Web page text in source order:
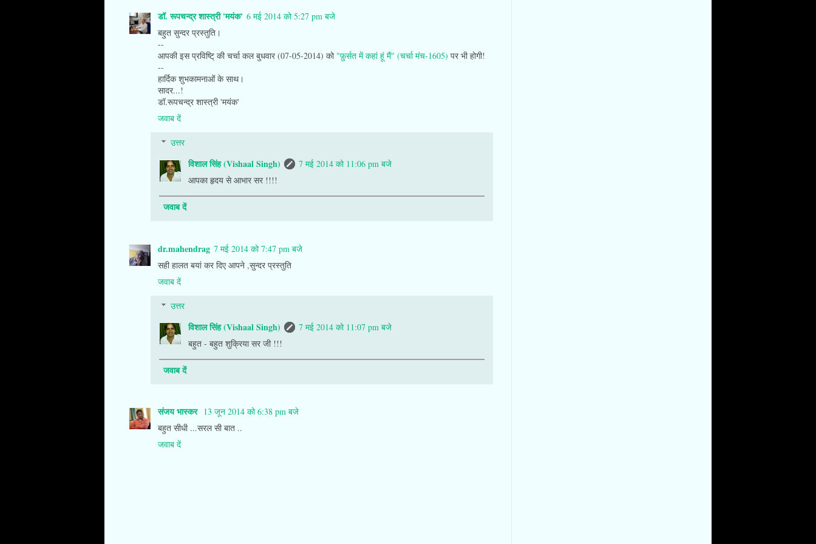
डॉ. रूपचन्द्र शास्त्री 'मयंक' 6 मई 2014 को 5:27 pm बजे
बहुत सुन्दर प्रस्तुति।
--
आपकी इस प्रविष्टि् की चर्चा कल बुधवार (07-05-2014) को "फ़ुर्सत में कहां हूं मैं" (चर्चा मंच-1605) पर भी होगी!
--
हार्दिक शुभकामनाओं के साथ।
सादर...!
डॉ.रूपचन्द्र शास्त्री 'मयंक'
जवाब दें
उत्तर
विशाल सिंह (Vishaal Singh)
7 मई 2014 को 11:06 pm बजे
आपका हृदय से आभार सर !!!!
जवाब दें
dr.mahendrag 7 मई 2014 को 7:47 pm बजे
सही हालत बयां कर दिए आपने ,सुन्दर प्रस्तुति
जवाब दें
उत्तर
विशाल सिंह (Vishaal Singh)
7 मई 2014 को 11:07 pm बजे
बहुत - बहुत शुक्रिया सर जी !!!
जवाब दें
संजय भास्‍कर 13 जून 2014 को 6:38 pm बजे
बहुत सीधी ...सरल सी बात ..
जवाब दें